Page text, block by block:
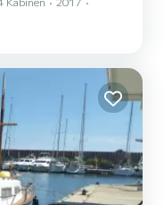
Erlebnis für
auf diesem 14
Kreuzfahrt
und einer Rollgenua